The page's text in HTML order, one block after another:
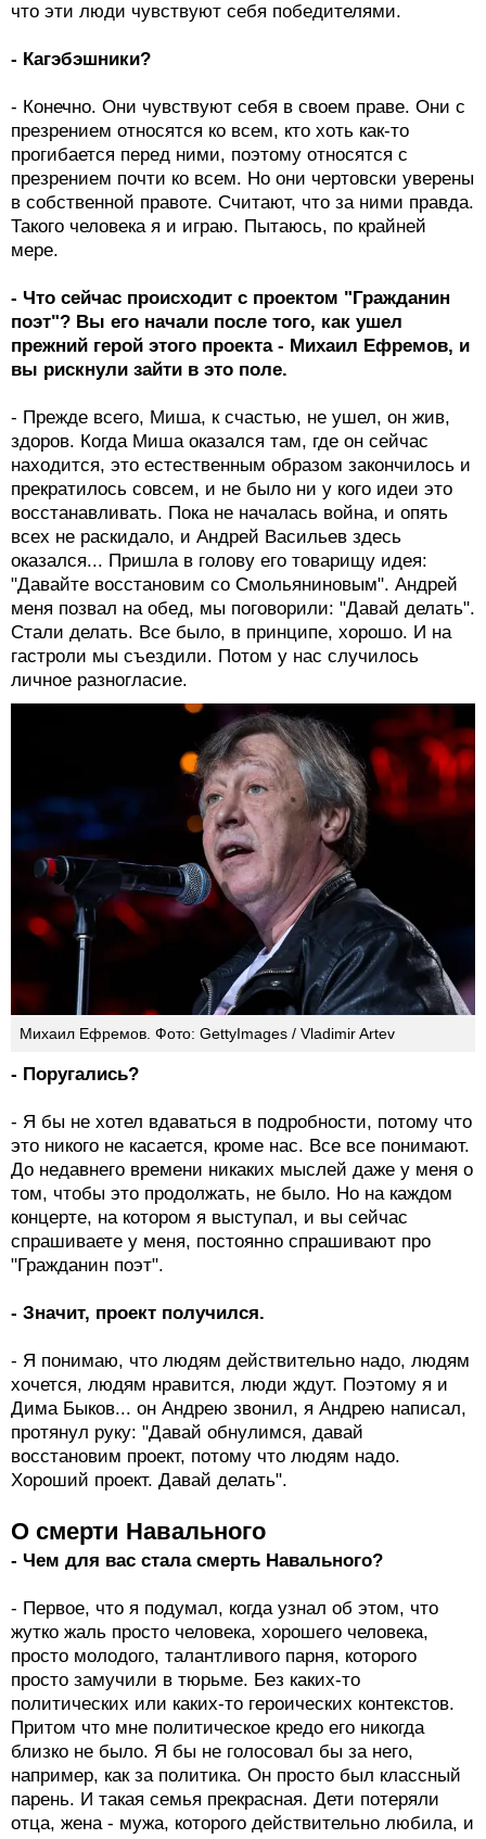
что эти люди чувствуют себя победителями.
- Кагэбэшники?
- Конечно. Они чувствуют себя в своем праве. Они с
презрением относятся ко всем, кто хоть как-то
прогибается перед ними, поэтому относятся с
презрением почти ко всем. Но они чертовски уверены
в собственной правоте. Считают, что за ними правда.
Такого человека я и играю. Пытаюсь, по крайней
мере.
- Что сейчас происходит с проектом "Гражданин
поэт"? Вы его начали после того, как ушел
прежний герой этого проекта - Михаил Ефремов, и
вы рискнули зайти в это поле.
- Прежде всего, Миша, к счастью, не ушел, он жив,
здоров. Когда Миша оказался там, где он сейчас
находится, это естественным образом закончилось и
прекратилось совсем, и не было ни у кого идеи это
восстанавливать. Пока не началась война, и опять
всех не раскидало, и Андрей Васильев здесь
оказался... Пришла в голову его товарищу идея:
"Давайте восстановим со Смольяниновым". Андрей
меня позвал на обед, мы поговорили: "Давай делать".
Стали делать. Все было, в принципе, хорошо. И на
гастроли мы съездили. Потом у нас случилось
личное разногласие.
Михаил Ефремов. Фото: GettyImages / Vladimir Artev
- Поругались?
- Я бы не хотел вдаваться в подробности, потому что
это никого не касается, кроме нас. Все все понимают.
До недавнего времени никаких мыслей даже у меня о
том, чтобы это продолжать, не было. Но на каждом
концерте, на котором я выступал, и вы сейчас
спрашиваете у меня, постоянно спрашивают про
"Гражданин поэт".
- Значит, проект получился.
- Я понимаю, что людям действительно надо, людям
хочется, людям нравится, люди ждут. Поэтому я и
Дима Быков... он Андрею звонил, я Андрею написал,
протянул руку: "Давай обнулимся, давай
восстановим проект, потому что людям надо.
Хороший проект. Давай делать".
О смерти Навального
- Чем для вас стала смерть Навального?
- Первое, что я подумал, когда узнал об этом, что
жутко жаль просто человека, хорошего человека,
просто молодого, талантливого парня, которого
просто замучили в тюрьме. Без каких-то
политических или каких-то героических контекстов.
Притом что мне политическое кредо его никогда
близко не было. Я бы не голосовал бы за него,
например, как за политика. Он просто был классный
парень. И такая семья прекрасная. Дети потеряли
отца, жена - мужа, которого действительно любила, и